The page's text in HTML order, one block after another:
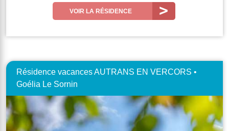
VOIR LA RÉSIDENCE
Résidence vacances AUTRANS EN VERCORS •
Goélia Le Sornin